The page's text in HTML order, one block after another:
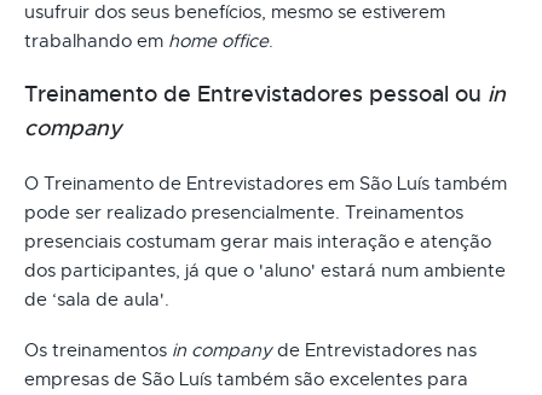
usufruir dos seus benefícios, mesmo se estiverem
trabalhando em home office.
Treinamento de Entrevistadores pessoal ou in
company
O Treinamento de Entrevistadores em São Luís também
pode ser realizado presencialmente. Treinamentos
presenciais costumam gerar mais interação e atenção
dos participantes, já que o 'aluno' estará num ambiente
de ‘sala de aula'.
Os treinamentos in companyde Entrevistadores nas
empresas de São Luís também são excelentes para